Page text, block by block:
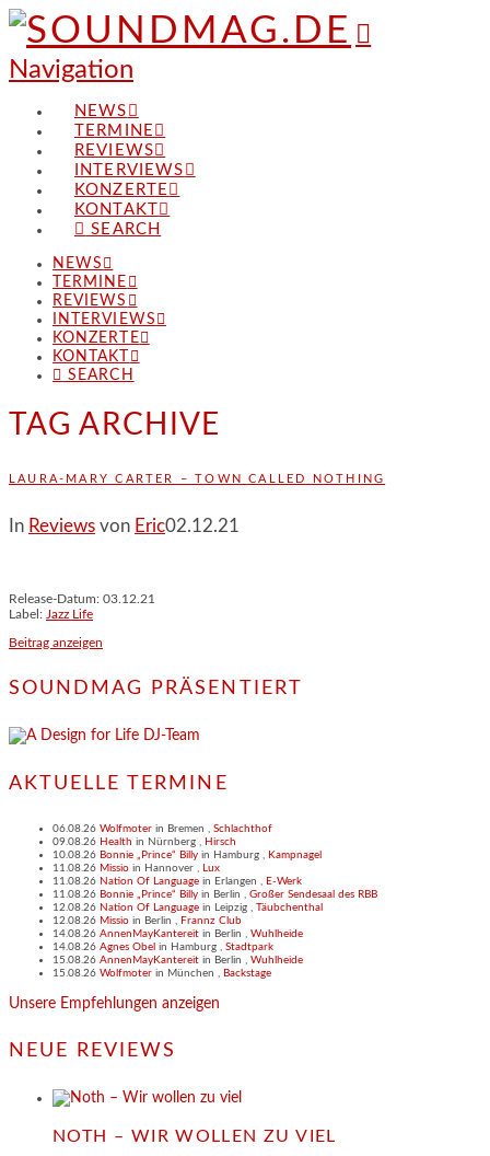
Navigation
NEWS
TERMINE
REVIEWS
INTERVIEWS
KONZERTE
KONTAKT
SEARCH
NEWS
TERMINE
REVIEWS
INTERVIEWS
KONZERTE
KONTAKT
SEARCH
TAG ARCHIVE
LAURA-MARY CARTER – TOWN CALLED NOTHING
In Reviews von Eric02.12.21
Release-Datum: 03.12.21
Label: Jazz Life
Beitrag anzeigen
SOUNDMAG PRÄSENTIERT
AKTUELLE TERMINE
06.08.26 Wolfmoter in Bremen
Schlachthof
09.08.26 Health in Nürnberg
Hirsch
10.08.26 Bonnie „Prince“ Billy in Hamburg
Kampnagel
11.08.26 Missio in Hannover
Lux
11.08.26 Nation Of Language in Erlangen
E-Werk
11.08.26 Bonnie „Prince“ Billy in Berlin
Großer Sendesaal des RBB
12.08.26 Nation Of Language in Leipzig
Täubchenthal
12.08.26 Missio in Berlin
Frannz Club
14.08.26 AnnenMayKantereit in Berlin
Wuhlheide
14.08.26 Agnes Obel in Hamburg
Stadtpark
15.08.26 AnnenMayKantereit in Berlin
Wuhlheide
15.08.26 Wolfmoter in München Backstage
Unsere Empfehlungen anzeigen
NEUE REVIEWS
NOTH – WIR WOLLEN ZU VIEL